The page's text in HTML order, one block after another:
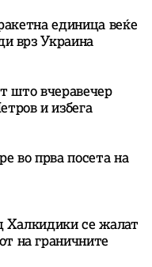
единица веќе
врз Украина
што вчеравечер
и избега
во прва посета на
Халкидики се жалат
на граничните